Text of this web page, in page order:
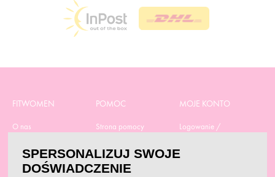
FITWOMEN
O nas
RODO
Obowiązek
POMOC
Strona pomocy
Regulamin zakupów
Aktualne promocje
MOJE KONTO
Logowanie /
Moje zamówienia
SPERSONALIZUJ SWOJE
DOŚWIADCZENIE